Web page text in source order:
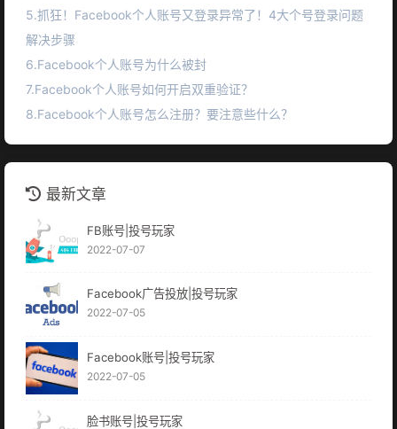
5.抓狂！Facebook个人账号又登录异常了！4大个号登录问题
解决步骤
6.Facebook个人账号为什么被封
7.Facebook个人账号如何开启双重验证？
8.Facebook个人账号怎么注册？要注意些什么？
最新文章
FB账号|投号玩家
2022-07-07
Facebook广告投放|投号玩家
2022-07-05
Facebook账号|投号玩家
2022-07-05
脸书账号|投号玩家